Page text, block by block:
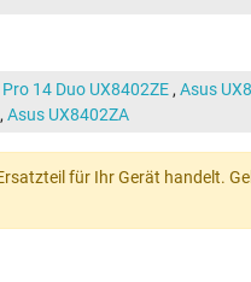
14 Duo UX8402ZE, Asus
Asus UX8402ZA
für Ihr Gerät handelt.